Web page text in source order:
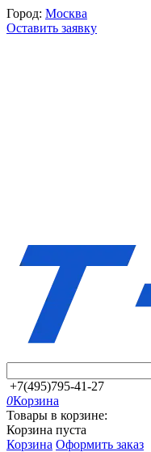
Город: Москва
Оставить заявку
+7(495)795-41-27
0Корзина
Товары в корзине:
Корзина пуста
Корзина Оформить заказ